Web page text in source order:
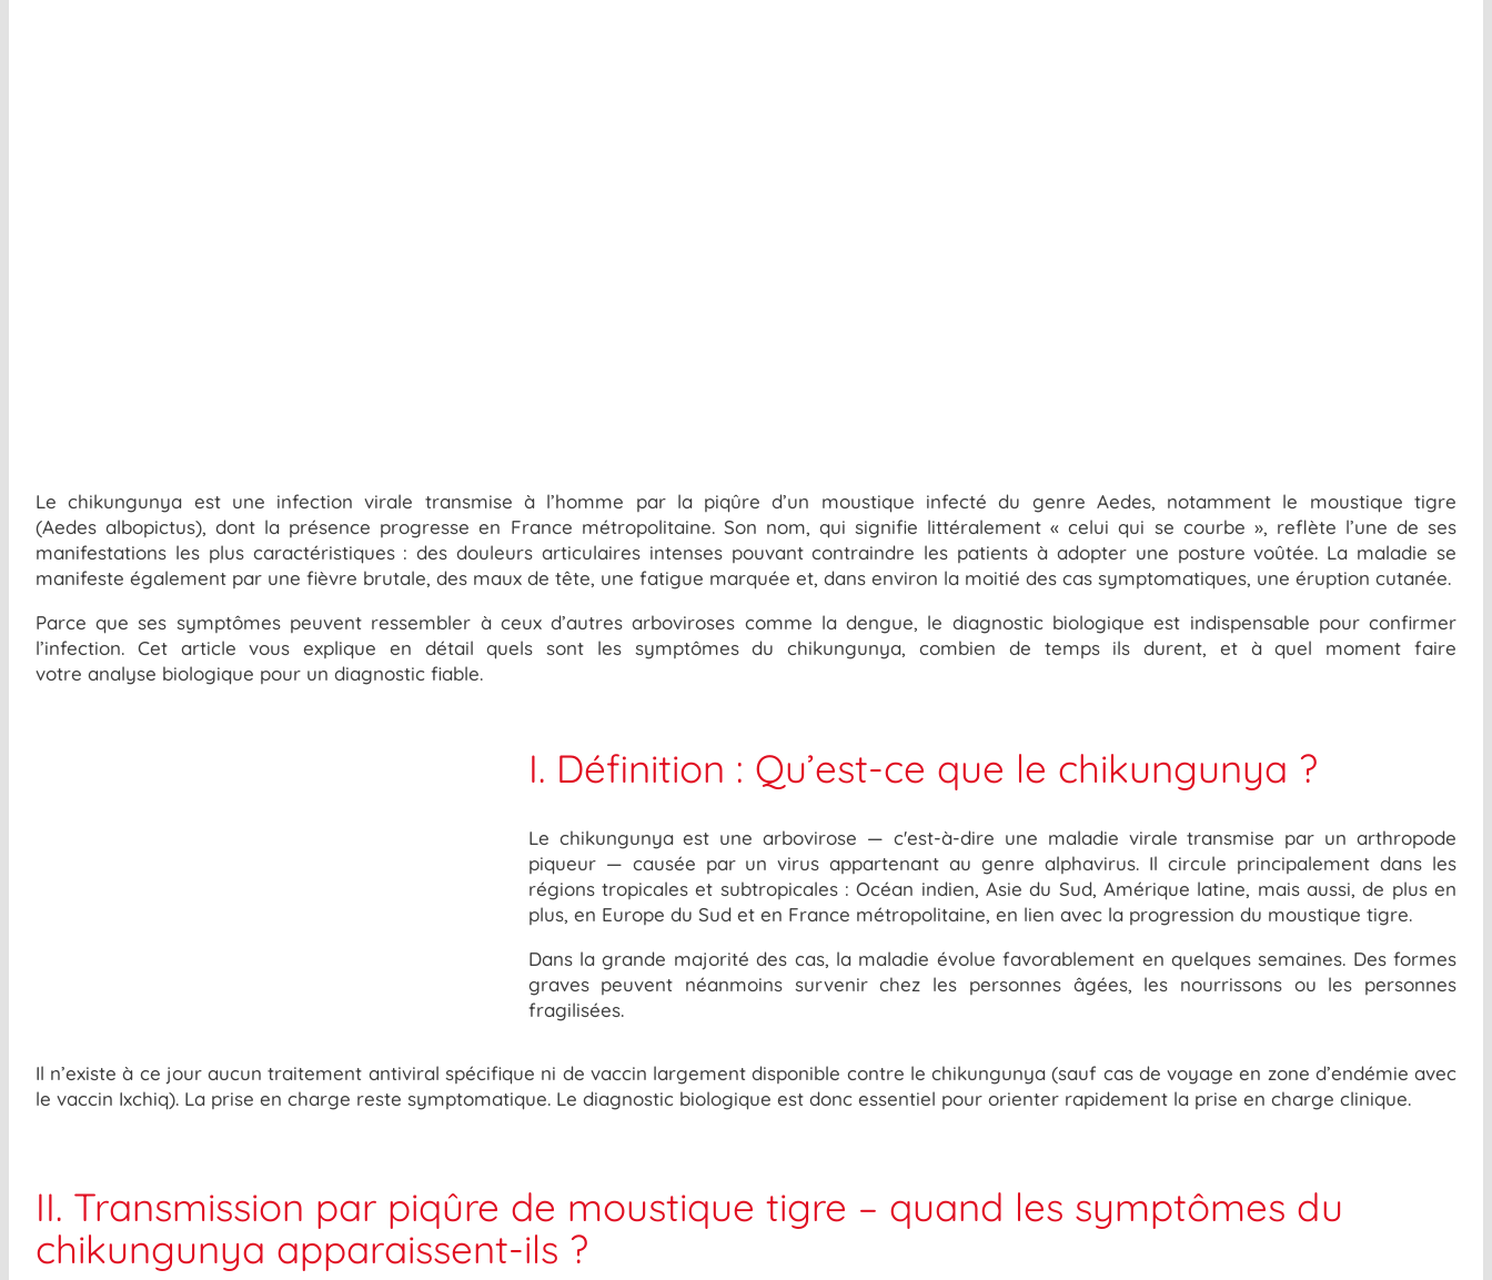
Le chikungunya est une infection virale transmise à l’homme par la piqûre d’un moustique infecté du genre Aedes, notamment le moustique tigre
(Aedes albopictus), dont la présence progresse en France métropolitaine. Son nom, qui signifie littéralement « celui qui se courbe », reflète l’une de ses
manifestations les plus caractéristiques : des douleurs articulaires intenses pouvant contraindre les patients à adopter une posture voûtée. La maladie se
manifeste également par une fièvre brutale, des maux de tête, une fatigue marquée et, dans environ la moitié des cas symptomatiques, une éruption cutanée.
Parce que ses symptômes peuvent ressembler à ceux d’autres arboviroses comme la dengue, le diagnostic biologique est indispensable pour confirmer
l’infection. Cet article vous explique en détail quels sont les symptômes du chikungunya, combien de temps ils durent, et à quel moment faire
votre analyse biologique pour un diagnostic fiable.
I. Définition : Qu’est-ce que le chikungunya ?
Le chikungunya est unearbovirose — c'est-à-dire une maladie virale transmise par un arthropode
piqueur — causée par un virus appartenant augenrealphavirus. Il circule principalement dans les
régions tropicales et subtropicales :Océan indien, Asie du Sud, Amérique latine, mais aussi, de plus en
plus, en Europe du Sud et en France métropolitaine, en lien avec la progression du moustique tigre.
Dans lagrande majorité des cas, la maladie évolue favorablement en quelques semaines. Desformes
gravespeuvent néanmoins survenir chez les personnes âgées, les nourrissons ou les personnes
fragilisées.
Il n’existe à ce jouraucun traitement antiviral spécifique ni de vaccin largement disponible contre le chikungunya (sauf cas de voyage en zone d’endémie avec
le vaccin Ixchiq).La prise en charge reste symptomatique. Le diagnostic biologique est donc essentiel pour orienter rapidement la prise en charge clinique.
II. Transmission par piqûre de moustique tigre – quand les symptômes du
chikungunya apparaissent-ils ?